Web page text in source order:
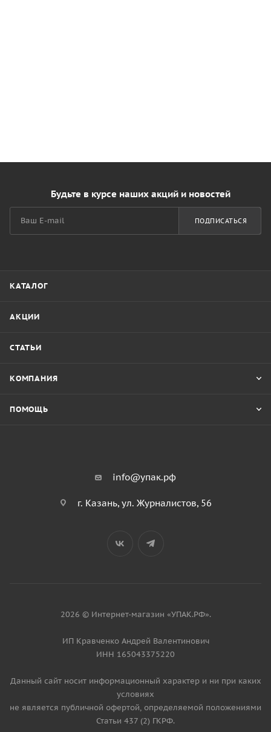
Будьте в курсе наших акций и новостей
ПОДПИСАТЬСЯ
КАТАЛОГ
АКЦИИ
СТАТЬИ
КОМПАНИЯ
ПОМОЩЬ
info@упак.рф
г. Казань, ул. Журналистов, 56
2026 © Интернет-магазин «УПАК.РФ».
ИП Кравченко Андрей Валентинович
ИНН 165043375220
Данный сайт носит информационный характер и ни при каких
условиях
не является публичной офертой, определяемой положениями
Статьи 437 (2) ГКРФ.